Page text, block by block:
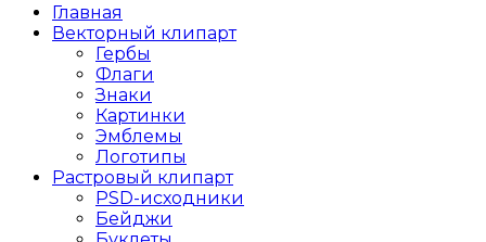
Главная
Векторный клипарт
Гербы
Флаги
Знаки
Картинки
Эмблемы
Логотипы
Растровый клипарт
PSD-исходники
Бейджи